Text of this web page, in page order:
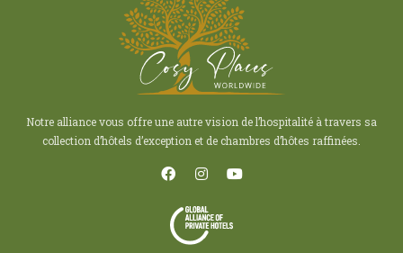
Notre alliance vous offre une autre vision de l’hospitalité à travers sa
collection d’hôtels d’exception et de chambres d’hôtes raffinées.